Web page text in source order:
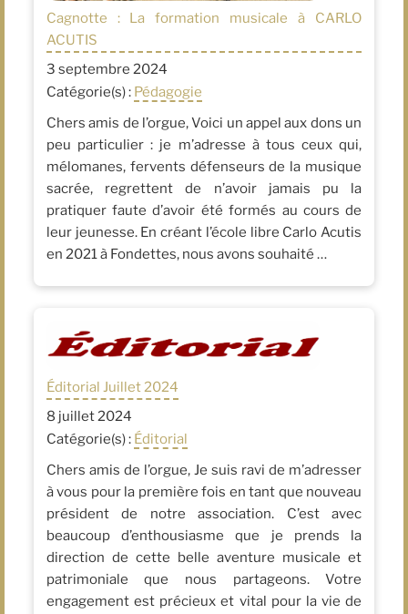
Cagnotte : La formation musicale à CARLO
ACUTIS
3 septembre 2024
Catégorie(s) : Pédagogie
Chers amis de l’orgue, Voici un appel aux dons un
peu particulier : je m’adresse à tous ceux qui,
mélomanes, fervents défenseurs de la musique
sacrée, regrettent de n’avoir jamais pu la
pratiquer faute d’avoir été formés au cours de
leur jeunesse. En créant l’école libre Carlo Acutis
en 2021 à Fondettes, nous avons souhaité …
Éditorial Juillet 2024
8 juillet 2024
Catégorie(s) : Éditorial
Chers amis de l’orgue, Je suis ravi de m’adresser
à vous pour la première fois en tant que nouveau
président de notre association. C’est avec
beaucoup d’enthousiasme que je prends la
direction de cette belle aventure musicale et
patrimoniale que nous partageons. Votre
engagement est précieux et vital pour la vie de